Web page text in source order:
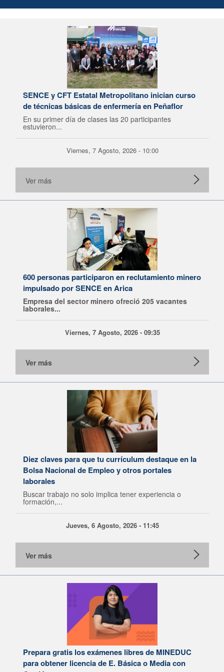
SENCE y CFT Estatal Metropolitano inician curso
de técnicas básicas de enfermería en Peñaflor
En su primer día de clases las 20 participantes
estuvieron...
Viernes, 7 Agosto, 2026 - 10:00
Ver más
600 personas participaron en reclutamiento minero
impulsado por SENCE en Arica
Empresa del sector minero ofreció 205 vacantes
laborales...
Viernes, 7 Agosto, 2026 - 09:35
Ver más
Diez claves para que tu currículum destaque en la
Bolsa Nacional de Empleo y otros portales
laborales
Buscar trabajo no solo implica tener experiencia o
formación,...
Jueves, 6 Agosto, 2026 - 11:45
Ver más
Prepara gratis los exámenes libres de MINEDUC
para obtener licencia de E. Básica o Media con